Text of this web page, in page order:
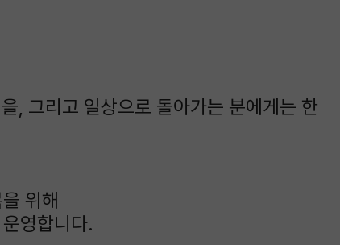
, 그리고 일상으로 돌아가는 분에게는 한
위해
영합니다.